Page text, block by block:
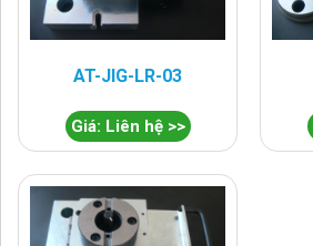
AT-JIG-LR-03
Giá: Liên hệ >>